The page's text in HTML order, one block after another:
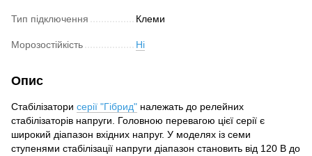
Тип підключення Клеми
Морозостійкість Ні
Опис
Стабілізатори серії "Гібрид" належать до релейних
стабілізаторів напруги. Головною перевагою цієї серії є
широкий діапазон вхідних напруг. У моделях із семи
ступенями стабілізації напруги діапазон становить від 120 В до